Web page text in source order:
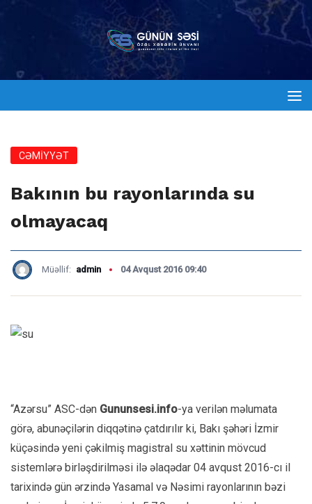
CƏMİYYƏT
Bakının bu rayonlarında su
olmayacaq
Müəllif: admin 04 Avqust 2016 09:40
“Azərsu” ASC-dən Gununsesi.info-ya verilən məlumata
görə, abunəçilərin diqqətinə çatdırılır ki, Bakı şəhəri İzmir
küçəsində yeni çəkilmiş magistral su xəttinin mövcud
sistemlərə birləşdirilməsi ilə əlaqədar 04 avqust 2016-cı il
tarixində gün ərzində Yasamal və Nəsimi rayonlarının bəzi